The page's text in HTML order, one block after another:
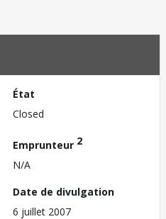
État
Closed
Emprunteur 2
N/A
Date de divulgation
6 juillet 2007